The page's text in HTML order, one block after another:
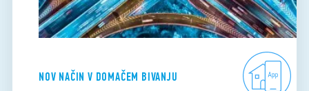
NOV NAČIN V DOMAČEM BIVANJU